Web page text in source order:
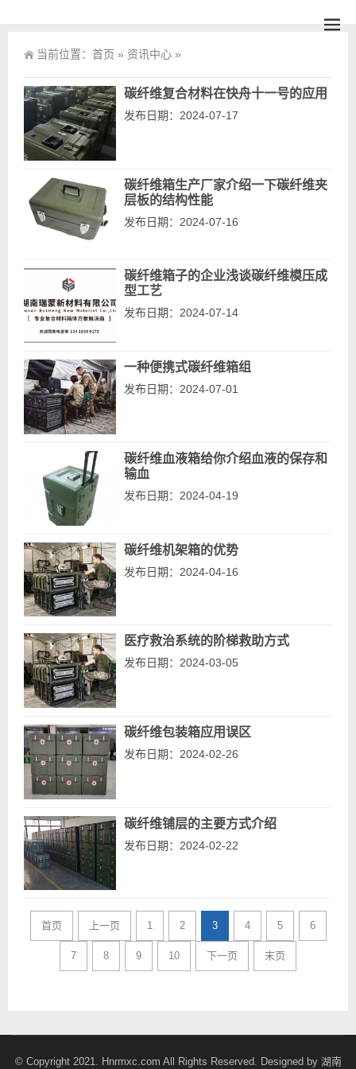
当前位置： 首页 » 资讯中心 »
碳纤维复合材料在快舟十一号的应用
发布日期：2024-07-17
碳纤维箱生产厂家介绍一下碳纤维夹
层板的结构性能
发布日期：2024-07-16
碳纤维箱子的企业浅谈碳纤维模压成
型工艺
发布日期：2024-07-14
一种便携式碳纤维箱组
发布日期：2024-07-01
碳纤维血液箱给你介绍血液的保存和
输血
发布日期：2024-04-19
碳纤维机架箱的优势
发布日期：2024-04-16
医疗救治系统的阶梯救助方式
发布日期：2024-03-05
碳纤维包装箱应用误区
发布日期：2024-02-26
碳纤维铺层的主要方式介绍
发布日期：2024-02-22
首页 上一页 1 2 3 4 5 6
7 8 9 10 下一页 末页
© Copyright 2021. Hnrmxc.com All Rights Reserved. Designed by 湖南